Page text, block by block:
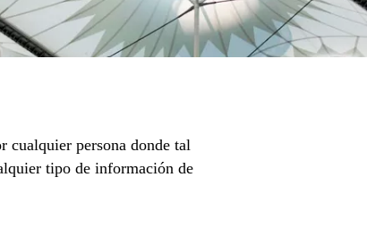
cualquier persona donde tal
tipo de información de